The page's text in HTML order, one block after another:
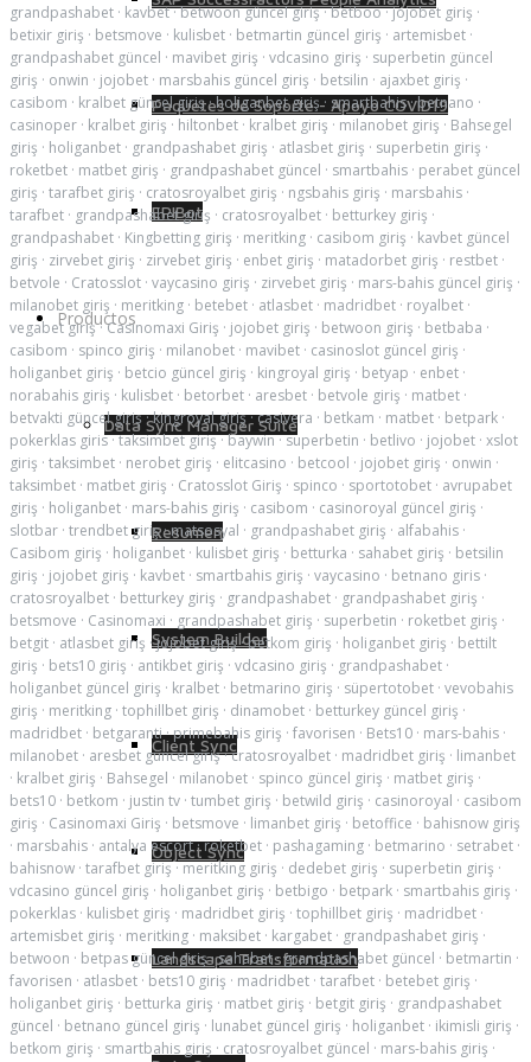
Paquetes de Soporte - Apoyo COVID19
EPIBot
Productos
Data Sync Manager Suite
Resumen
System Builder
Client Sync
Object Sync
Landscape Transformation
grandpashabet · kavbet·betwoon güncel giriş·betboo·jojobet giriş ·
betixir giriş · betsmove · kulisbet · betmartin güncel giriş · artemisbet ·
grandpashabet güncel · mavibet giriş · vdcasino giriş · superbetin güncel
giriş · onwin · jojobet · marsbahis güncel giriş · betsilin · ajaxbet giriş ·
casibom · kralbet güncel giriş·holiganbet giriş· smartbahis·betnano ·
casinoper · kralbet giriş · hiltonbet · kralbet giriş · milanobet giriş · Bahsegel
giriş · holiganbet · grandpashabet giriş · atlasbet giriş · superbetin giriş ·
roketbet · matbet giriş · grandpashabet güncel · smartbahis · perabet güncel
giriş · tarafbet giriş · cratosroyalbet giriş · ngsbahis giriş · marsbahis ·
tarafbet · grandpashabet giriş · cratosroyalbet · betturkey giriş ·
grandpashabet · Kingbetting giriş · meritking · casibom giriş · kavbet güncel
giriş · zirvebet giriş · zirvebet giriş · enbet giriş · matadorbet giriş · restbet ·
betvole · Cratosslot · vaycasino giriş · zirvebet giriş · mars-bahis güncel giriş ·
milanobet giriş · meritking · betebet · atlasbet · madridbet · royalbet ·
vegabet giriş·Casinomaxi Giriş · jojobet giriş · betwoon giriş · betbaba ·
casibom · spinco giriş · milanobet · mavibet · casinoslot güncel giriş ·
holiganbet giriş · betcio güncel giriş · kingroyal giriş · betyap · enbet ·
norabahis giriş · kulisbet · betorbet · aresbet · betvole giriş · matbet ·
betvakti güncel giriş·kingroyal giriş·casivera · betkam · matbet · betpark ·
pokerklas giris·taksimbet giriş·baywin·superbetin · betlivo · jojobet · xslot
giriş · taksimbet · nerobet giriş · elitcasino · betcool · jojobet giriş · onwin ·
taksimbet · matbet giriş · Cratosslot Giriş · spinco · sportotobet · avrupabet
giriş · holiganbet · mars-bahis giriş · casibom · casinoroyal güncel giriş ·
slotbar · trendbet giriş·matsosyal · grandpashabet giriş · alfabahis ·
Casibom giriş · holiganbet · kulisbet giriş · betturka · sahabet giriş · betsilin
giriş · jojobet giriş · kavbet · smartbahis giriş · vaycasino · betnano giris ·
cratosroyalbet · betturkey giriş · grandpashabet · grandpashabet giriş ·
betsmove · Casinomaxi · grandpashabet giriş · superbetin · roketbet giriş ·
betgit · atlasbet giriş ·jojobet giriş·betkom giriş · holiganbet giriş · bettilt
giriş · bets10 giriş · antikbet giriş · vdcasino giriş · grandpashabet ·
holiganbet güncel giriş · kralbet · betmarino giriş · süpertotobet · vevobahis
giriş · meritking · tophillbet giriş · dinamobet · betturkey güncel giriş ·
madridbet · betgaranti·primebahis giriş · favorisen · Bets10 · mars-bahis ·
milanobet · aresbet güncel giriş·cratosroyalbet · madridbet giriş · limanbet
· kralbet giriş · Bahsegel · milanobet · spinco güncel giriş · matbet giriş ·
bets10 · betkom · justin tv · tumbet giriş · betwild giriş · casinoroyal · casibom
giriş · Casinomaxi Giriş · betsmove · limanbet giriş · betoffice · bahisnow giriş
· marsbahis · antalya escort·roketbet · pashagaming · betmarino · setrabet ·
bahisnow · tarafbet giriş·meritking giriş · dedebet giriş · superbetin giriş ·
vdcasino güncel giriş · holiganbet giriş · betbigo · betpark · smartbahis giriş ·
pokerklas · kulisbet giriş · madridbet giriş · tophillbet giriş · madridbet ·
artemisbet giriş · meritking · maksibet · kargabet · grandpashabet giriş ·
betwoon · betpas güncel giriş·sahabet·grandpashabet güncel · betmartin ·
favorisen · atlasbet · bets10 giriş · madridbet · tarafbet · betebet giriş ·
holiganbet giriş · betturka giriş · matbet giriş · betgit giriş · grandpashabet
güncel · betnano güncel giriş · lunabet güncel giriş · holiganbet · ikimisli giriş ·
betkom giriş · smartbahis giriş · cratosroyalbet güncel · mars-bahis giriş ·